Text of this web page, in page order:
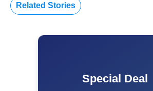
Related Stories
Special Deal